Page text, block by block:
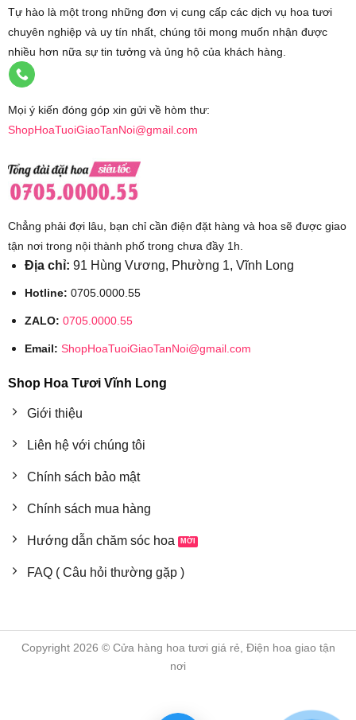
Tự hào là một trong những đơn vị cung cấp các dịch vụ hoa tươi
chuyên nghiệp và uy tín nhất, chúng tôi mong muốn nhận được
nhiều hơn nữa sự tin tưởng và ủng hộ của khách hàng.
Mọi ý kiến đóng góp xin gửi về hòm thư:
ShopHoaTuoiGiaoTanNoi@gmail.com
Chẳng phải đợi lâu, bạn chỉ cần điện đặt hàng và hoa sẽ được giao
tận nơi trong nội thành phố trong chưa đầy 1h.
Địa chỉ: 91 Hùng Vương, Phường 1, Vĩnh Long
Hotline: 0705.0000.55
ZALO: 0705.0000.55
Email: ShopHoaTuoiGiaoTanNoi@gmail.com
Shop Hoa Tươi Vĩnh Long
Giới thiệu
Liên hệ với chúng tôi
Chính sách bảo mật
Chính sách mua hàng
Hướng dẫn chăm sóc hoa
FAQ ( Câu hỏi thường gặp )
Copyright 2026 © Cửa hàng hoa tươi giá rẻ, Điện hoa giao tận
nơi